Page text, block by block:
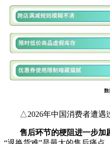
△2026年中国消费者遭遇
售后环节的梗阻进一步加